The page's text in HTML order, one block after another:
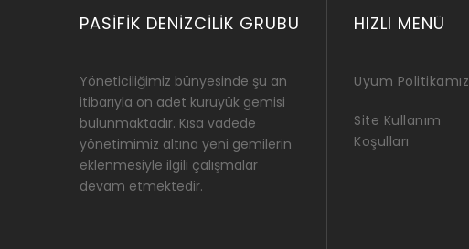
PASIFIK DENIZCILIK GRUBU
Yöneticiliğimiz bünyesinde şu an
itibarıyla on adet kuruyük gemisi
bulunmaktadır. Kısa vadede
yönetimimiz altına yeni gemilerin
eklenmesiyle ilgili çalışmalar
devam etmektedir.
HIZLI MENÜ
Uyum Politikamız
Site Kullanım
Koşulları